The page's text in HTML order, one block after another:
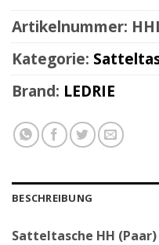
Artikelnummer:
Kategorie:
Brand: LEDRIE
BESCHREIBUNG
Satteltasche HH (Paar)